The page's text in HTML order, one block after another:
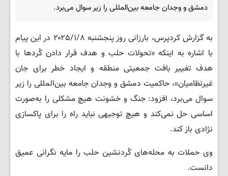
دمشق و وجدان جامعه بین‌المللی را زیر سوال می‌برد.
به گزارش کردپرس، بارزانی روز پنجشنبه ۲۰۲۵/۱/۸ در این پیام
با اشاره به اینکه «تحولات حلب و هدف قرار دادن کُردها با
هدف تغییر بافت جمعیتی منطقه و ایجاد خطر برای جان
غیرنظامیان»، حاکمیت دمشق و وجدان جامعه بین‌المللی را زیر
سوال می‌برد، افزود: جنگ و خشونت هیچ مشکلی را به‌صورت
اساسی حل نمی‌کند و هیچ توجیهی نباید راه را برای پاکسازی
نژادی باز کند.
وی حملات به محله‌های کُردنشین حلب را مایه نگرانی عمیق
دانست.